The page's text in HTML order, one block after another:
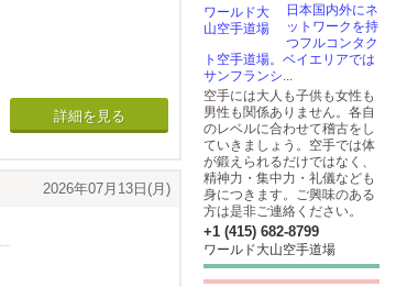
詳細を見る
2026年07月13日(月)
日本国内外にネ
ットワークを持
つフルコンタク
ト空手道場。ベイエリアでは
サンフランシ...
空手には大人も子供も女性も
男性も関係ありません。各自
のレベルに合わせて稽古をし
ていきましょう。空手では体
が鍛えられるだけではなく、
精神力・集中力・礼儀なども
身につきます。ご興味のある
方は是非ご連絡ください。
+1 (415) 682-8799
ワールド大山空手道場